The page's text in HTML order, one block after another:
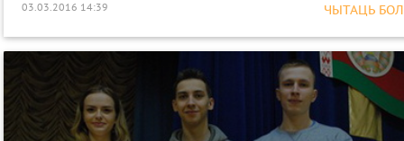
ЧЫТАЦЬ
03.03.2016 14:39